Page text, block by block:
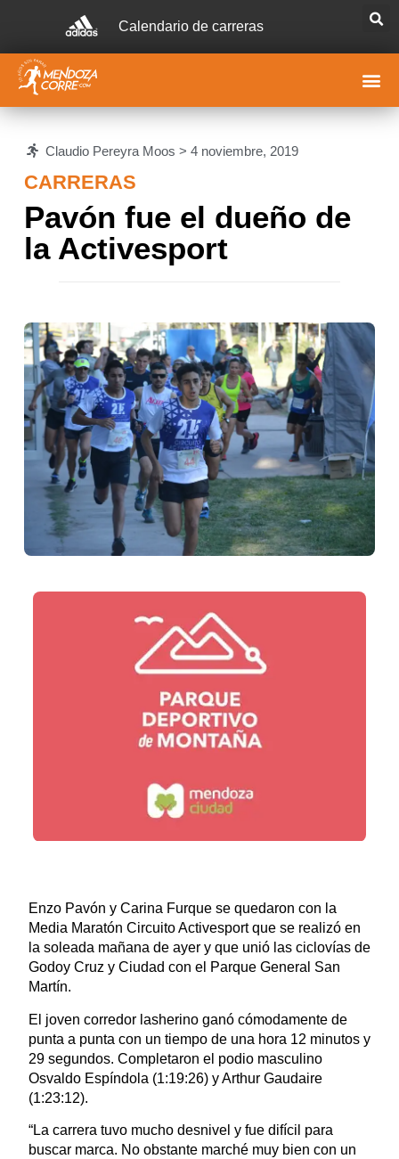
Calendario de carreras
Claudio Pereyra Moos > 4 noviembre, 2019
CARRERAS
Pavón fue el dueño de
la Activesport
Enzo Pavón y Carina Furque se quedaron con la
Media Maratón Circuito Activesport que se realizó en
la soleada mañana de ayer y que unió las ciclovías de
Godoy Cruz y Ciudad con el Parque General San
Martín.
El joven corredor lasherino ganó cómodamente de
punta a punta con un tiempo de una hora 12 minutos y
29 segundos. Completaron el podio masculino
Osvaldo Espíndola (1:19:26) y Arthur Gaudaire
(1:23:12).
“La carrera tuvo mucho desnivel y fue difícil para
buscar marca. No obstante marché muy bien con un